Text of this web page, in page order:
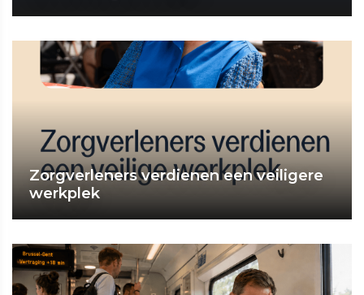
Zorgverleners verdienen een veiligere
werkplek